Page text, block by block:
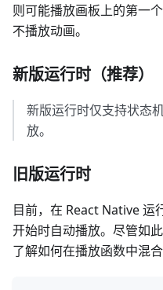
则可能播放画板上的第一
不播放动画。
新版运行时（推荐）
新版运行时仅支持状态
放。
旧版运行时
目前，在 React Native 运
开始时自动播放。尽管如
了解如何在播放函数中混合